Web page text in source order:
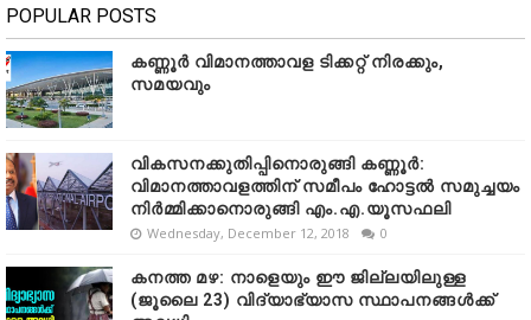
POPULAR POSTS
കണ്ണൂർ വിമാനത്താവള ടിക്കറ്റ് നിരക്കും,
സമയവും
വികസനക്കുതിപ്പിനൊരുങ്ങി കണ്ണൂർ:
വിമാനത്താവളത്തിന് സമീപം ഹോട്ടൽ സമുച്ചയം
നിർമ്മിക്കാനൊരുങ്ങി എം.എ.യൂസഫലി
Wednesday, December 12, 2018 0
കനത്ത മഴ: നാളെയും ഈ ജില്ലയിലുള്ള
(ജൂലൈ 23) വിദ്യാഭ്യാസ സ്ഥാപനങ്ങൾക്ക്